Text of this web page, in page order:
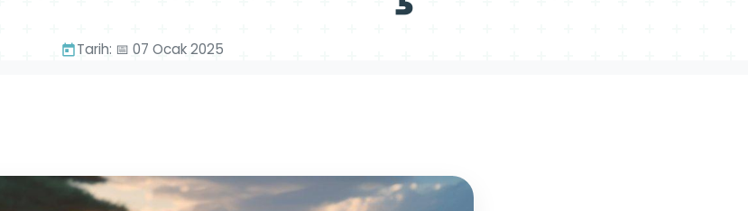
Tarih: 📅 07 Ocak 2025